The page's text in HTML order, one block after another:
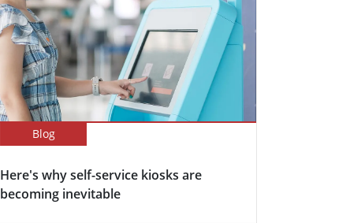
Blog
Here's why self-service kiosks are
becoming inevitable